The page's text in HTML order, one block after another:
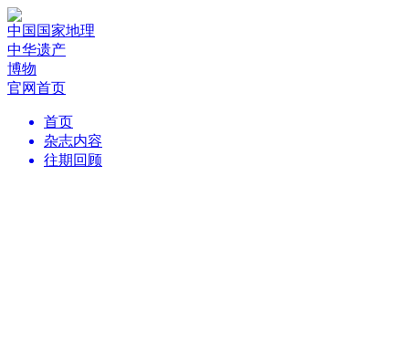
中国国家地理
中华遗产
博物
官网首页
首页
杂志内容
往期回顾